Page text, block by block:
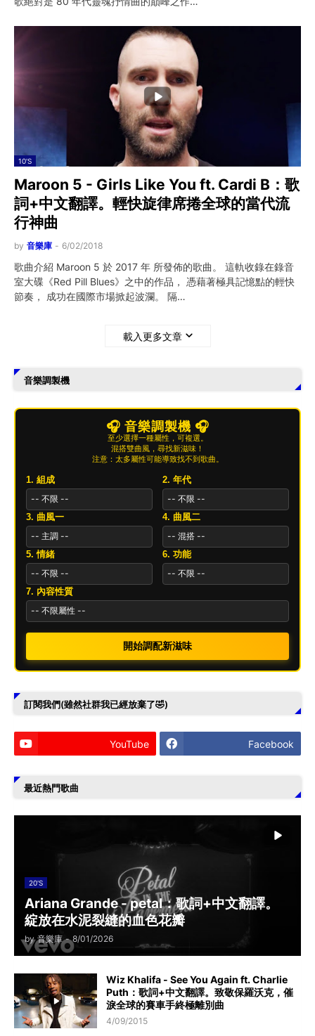
10'S
Maroon 5 - Girls Like You ft. Cardi B：歌
詞+中文翻譯。輕快旋律席捲全球的當代流
行神曲
by 音樂庫 - 6/02/2018
歌曲介紹 Maroon 5 於 2017 年 所發佈的歌曲。 這軌收錄在錄音
室大碟《Red Pill Blues》之中的作品， 憑藉著極具記憶點的輕快
節奏， 成功在國際市場掀起波瀾。 隔…
載入更多文章
音樂調製機
🎧 音樂調製機 🎧
至少選擇一種屬性，可複選。
混搭雙曲風，尋找新滋味！
注意：太多屬性可能導致找不到歌曲。
1. 組成 2. 年代
3. 曲風一 4. 曲風二
5. 情緒 6. 功能
7. 內容性質
開始調配新滋味
訂閱我們(雖然社群我已經放棄了🤣)
YouTube Facebook
最近熱門歌曲
20'S
Ariana Grande - petal：歌詞+中文翻譯。
綻放在水泥裂縫的血色花瓣
by 音樂庫 - 8/01/2026
Wiz Khalifa - See You Again ft. Charlie
Puth：歌詞+中文翻譯。致敬保羅沃克，催
淚全球的賽車手終極離別曲
4/09/2015